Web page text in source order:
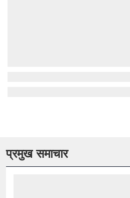
प्रमुख समाचार